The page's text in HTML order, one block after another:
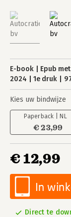
E-book Epub
2024
1e druk
Kies uw bindwijze
Paperback | NL
€ 23,99
€ 12,99
In
Direct te